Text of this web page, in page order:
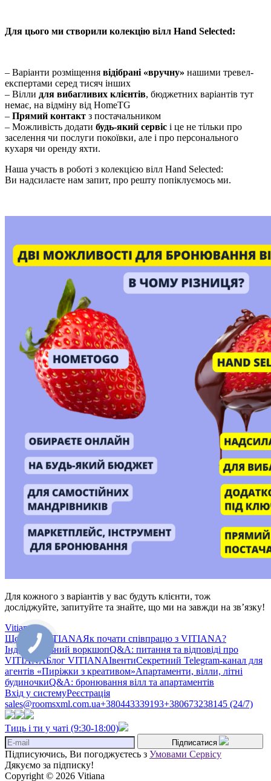
Для цього ми створили колекцію вілл Hand Selected:
– Варіанти розміщення відібрані «вручну» нашими тревел-
експертами серед тисяч інших
– Вілли для вибагливих клієнтів, бюджетних варіантів тут
немає, на відміну від HomeTG
– Прямий контакт з постачальником
– Можливість додати будь-який сервіс і це не тільки про
заселення чи послуги покоївки, але і про персонального
кухаря чи оренду яхти.
Наша участь в роботі з колекцією вілл Hand Selected:
Ви надсилаєте нам запит, про решту попіклуємось ми.
Для кожного з варіантів у вас будуть клієнти, тож
досліджуйте, запитуйте та знайте, що ми на завжди на зв’язку!
Vitiana
Що таке VITIANAЯк почати співпрацю з VITIANA?
Індивідуальний воркшопQ&A: питання та відповіді про
VITIANAБлог VITIANAІвентиСекретний Telegram-канал для
агентів «Пиріжки з креативом»Апартаменти, вілли, літні
будиночкиQ&A: бронювання вілл та апартаментів
Вхід у системуРеєстрація
sales@roomsxml.com.ua+380443339193+380673238145 (24/7)
Тиць і ти у чаті (9:30-18:00)
Підписатися
Підписуючись, Ви погоджуєтесь з Умовами Сервісу
Дякуємо за підписку!
Copyright © 2026 Vitiana
КНОПКА
ЗВ'ЯЗКУ